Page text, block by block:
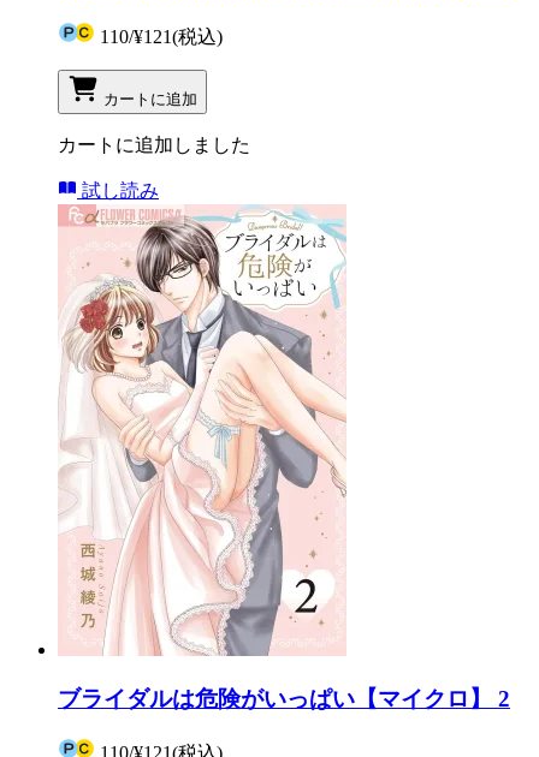
110/¥121(税込)
カートに追加
カートに追加しました
試し読み
ブライダルは危険がいっぱい【マイクロ】 2
110/¥121(税込)